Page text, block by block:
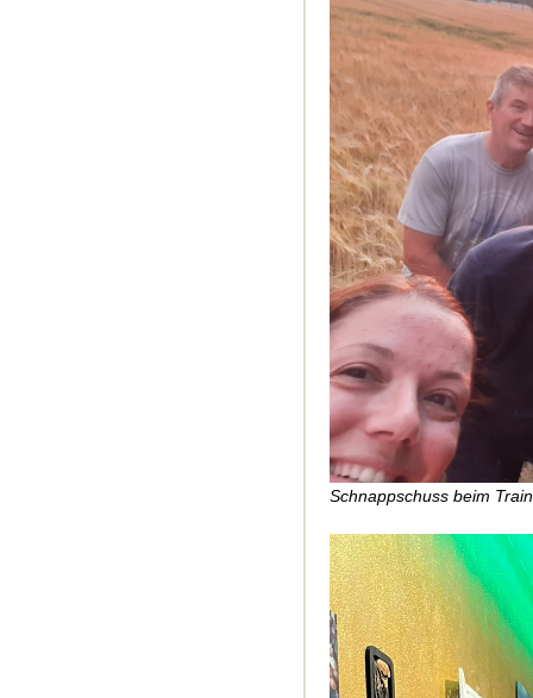
Schnappschuss beim